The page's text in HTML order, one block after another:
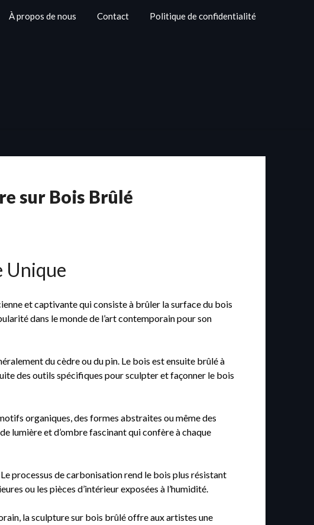
À propos de nous Contact Politique de confidentialité
sur Bois Brûlé
Unique
et captivante qui consiste à brûler la surface du bois
dans le monde de l’art contemporain pour son
du cèdre ou du pin. Le bois est ensuite brûlé à
des outils spécifiques pour sculpter et façonner le bois
organiques, des formes abstraites ou même des
lumière et d’ombre fascinant qui confère à chaque
processus de carbonisation rend le bois plus résistant
ou les pièces d’intérieur exposées à l’humidité.
la sculpture sur bois brûlé offre aux artistes une